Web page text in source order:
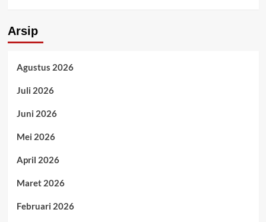
Arsip
Agustus 2026
Juli 2026
Juni 2026
Mei 2026
April 2026
Maret 2026
Februari 2026